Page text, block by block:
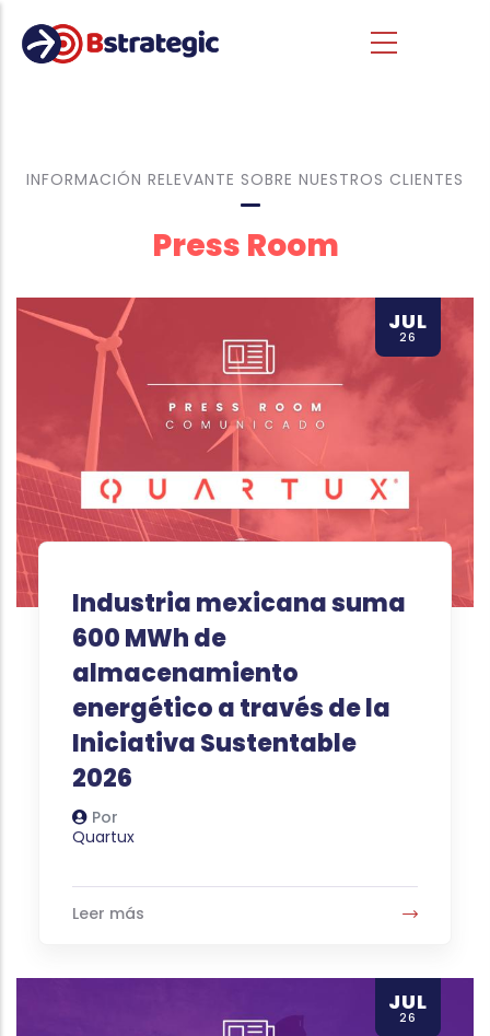
INFORMACIÓN RELEVANTE SOBRE NUESTROS CLIENTES
Press Room
JUL
26
Industria mexicana suma
600 MWh de
almacenamiento
energético a través de la
Iniciativa Sustentable
2026
Por
Autor
Quartux
Leer más
JUL
26